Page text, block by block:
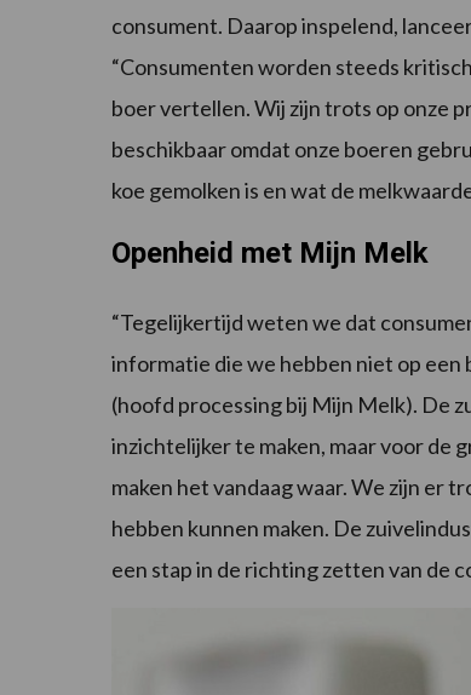
consument. Daarop inspelend,
“Consumenten worden steeds
boer vertellen. Wij zijn trots op onze
beschikbaar omdat onze boeren
koe gemolken is en wat de
Openheid met Mijn Melk
“Tegelijkertijd weten we dat
informatie die we hebben niet op een
(hoofd processing bij Mijn Melk). De
inzichtelijker te maken, maar voor de
maken het vandaag waar. We zijn er
hebben kunnen maken. De
een stap in de richting zetten van de